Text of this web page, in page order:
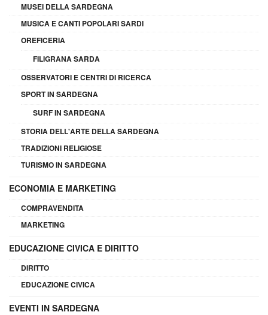
MUSEI DELLA SARDEGNA
MUSICA E CANTI POPOLARI SARDI
OREFICERIA
FILIGRANA SARDA
OSSERVATORI E CENTRI DI RICERCA
SPORT IN SARDEGNA
SURF IN SARDEGNA
STORIA DELL'ARTE DELLA SARDEGNA
TRADIZIONI RELIGIOSE
TURISMO IN SARDEGNA
ECONOMIA E MARKETING
COMPRAVENDITA
MARKETING
EDUCAZIONE CIVICA E DIRITTO
DIRITTO
EDUCAZIONE CIVICA
EVENTI IN SARDEGNA